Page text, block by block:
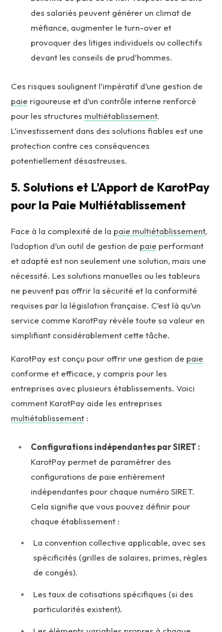
des salariés peuvent générer un climat de
méfiance, augmenter le turn-over et
provoquer des litiges individuels ou collectifs
devant les conseils de prud’hommes.
Ces risques soulignent l’impératif d’une gestion de
paie rigoureuse et d’un contrôle interne renforcé
pour les structures multiétablissement.
L’investissement dans des solutions fiables est une
protection contre ces conséquences
potentiellement désastreuses.
5. Solutions et L’Apport de KarotPay
pour la Paie Multiétablissement
Face à la complexité de la paie multiétablissement,
l’adoption d’un outil de gestion de paie performant
et adapté est non seulement une solution, mais une
nécessité. Les solutions manuelles ou les tableurs
ne peuvent pas offrir la sécurité et la conformité
requises par la législation française. C’est là qu’un
service comme KarotPay révèle toute sa valeur en
simplifiant considérablement cette tâche.
KarotPay est conçu pour offrir une gestion de paie
conforme et efficace, y compris pour les
entreprises avec plusieurs établissements. Voici
comment KarotPay aide les entreprises
multiétablissement :
Configurations indépendantes par SIRET :
KarotPay permet de paramétrer des
configurations de paie entièrement
indépendantes pour chaque numéro SIRET.
Cela signifie que vous pouvez définir pour
chaque établissement :
La convention collective applicable, avec ses
spécificités (grilles de salaires, primes, règles
de congés).
Les taux de cotisations spécifiques (si des
particularités existent).